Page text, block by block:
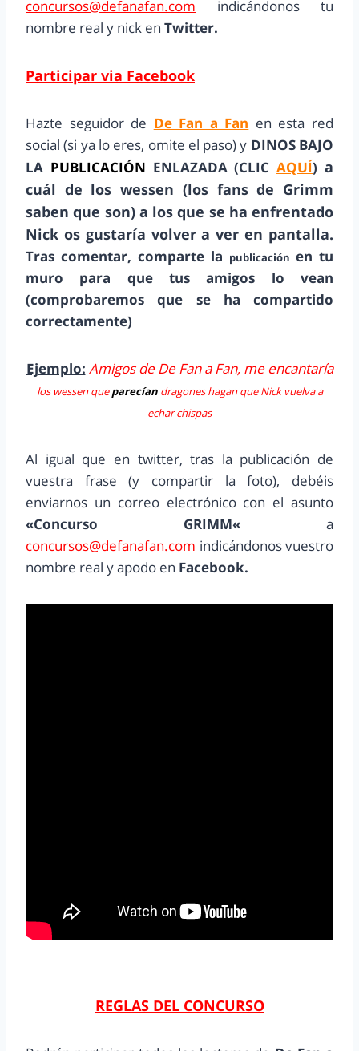
concursos@defanafan.com indicándonos tu
nombre real y nick en Twitter.
Participar via Facebook
Hazte seguidor de De Fan a Fan en esta red
social (si ya lo eres, omite el paso) y DINOS BAJO
LA PUBLICACIÓN ENLAZADA (CLICAQUÍ)a
cuál de los wessen (los fans de Grimm
saben que son) a los que se ha enfrentado
Nick os gustaría volver a ver en pantalla.
Tras comentar, comparte la publicación en tu
muro para que tus amigos lo vean
(comprobaremos que se ha compartido
correctamente)
Ejemplo: Amigos de De Fan a Fan, me encantaría
los wessen queparecíandragones hagan que Nick vuelva a
echar chispas
Al igual que en twitter, tras la publicación de
vuestra frase (y compartir la foto), debéis
enviarnos un correo electrónico con el asunto
«Concurso GRIMM« a
concursos@defanafan.com indicándonos vuestro
nombre real y apodo en Facebook.
REGLAS DEL CONCURSO